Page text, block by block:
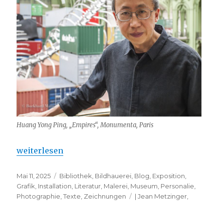
Huang Yong Ping, „Empires“, Monumenta, Paris
„L’animal dans l’art – à Landerneau“
weiterlesen
Veröffentlicht
am
Mai 11, 2025 Kategorien
Bibliothek, Bildhauerei, Blog, Exposition,
Grafik, Installation, Literatur, Malerei, Museum, Personalie,
Photographie,Texte, Zeichnungen Schlagwörter
| Jean Metzinger,